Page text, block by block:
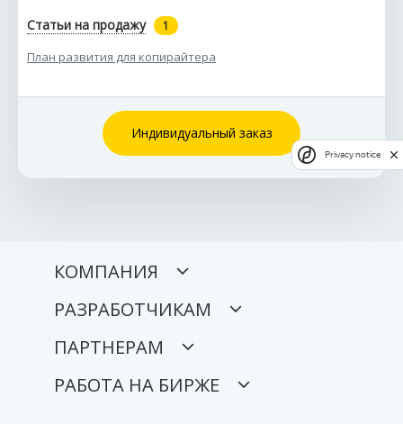
Статьи на продажу 1
План развития для копирайтера
Индивидуальный заказ
КОМПАНИЯ
РАЗРАБОТЧИКАМ
ПАРТНЕРАМ
РАБОТА НА БИРЖЕ
Privacy notice